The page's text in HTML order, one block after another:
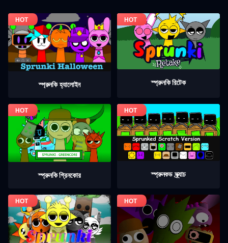
স্প্রুনকি হ্যালোইন স্প্রুনকি রিটেক
স্প্রুনকি গ্রিনকোর স্প্রুনকড স্ক্র্যাচ